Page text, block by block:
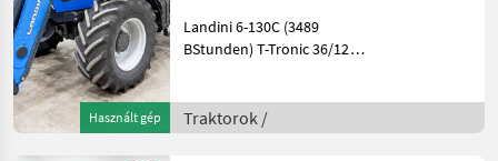
Használt gép
Landini 6-130C (3489
BStunden) T-Tronic 36/12
Steuergeräte, 1+2
Linienbremse, Michelin-
Traktorok /